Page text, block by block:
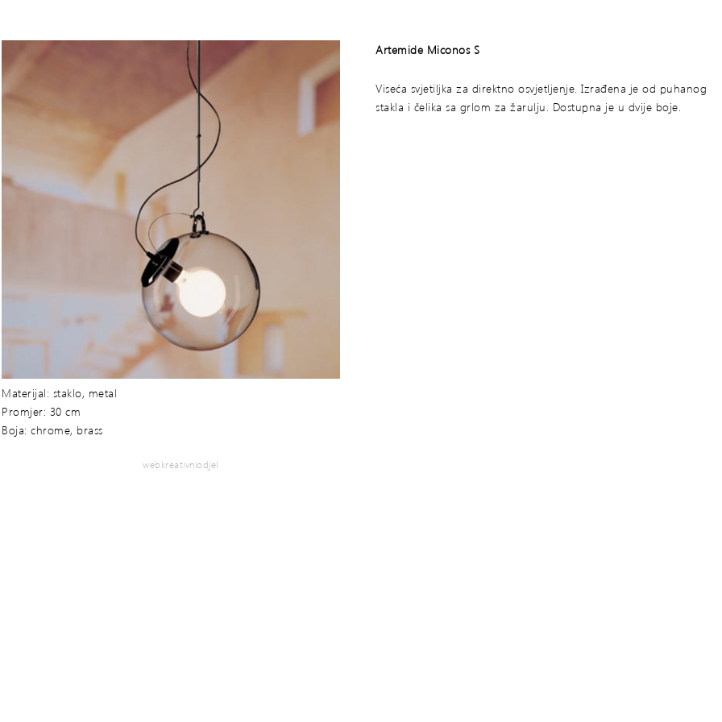
Materijal: staklo, metal
Promjer: 30 cm
Boja: chrome, brass
Artemide Miconos S
Viseća svjetiljka za direktno osvjetljenje. Izrađena je od puhanog
stakla i čelika sa grlom za žarulju. Dostupna je u dvije boje.
webkreativniodjel